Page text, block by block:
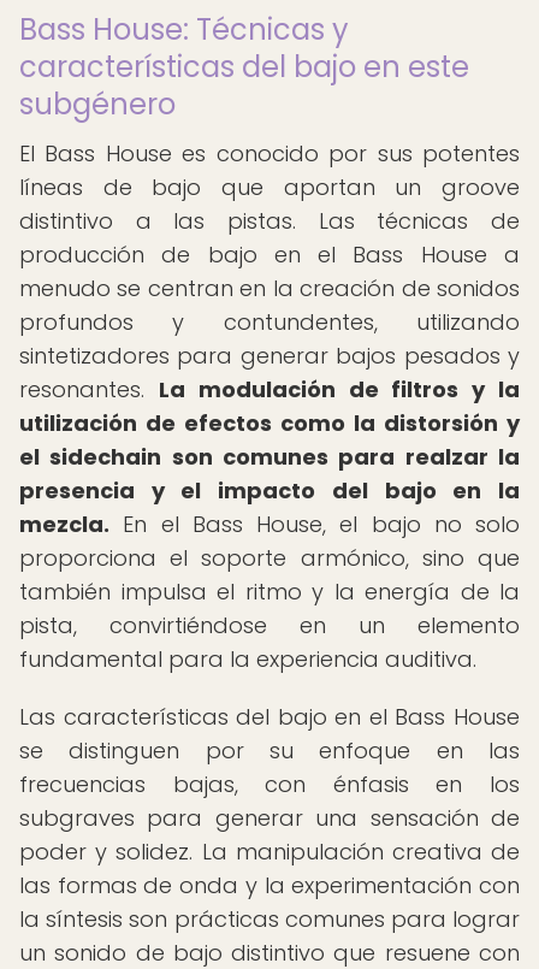
Bass House: Técnicas y
características del bajo en este
subgénero
El Bass House es conocido por sus potentes
líneas de bajo que aportan un groove
distintivo a las pistas. Las técnicas de
producción de bajo en el Bass House a
menudo se centran en la creación de sonidos
profundos y contundentes, utilizando
sintetizadores para generar bajos pesados y
resonantes. La modulación de filtros y la
utilización de efectos como la distorsión y
el sidechain son comunes para realzar la
presencia y el impacto del bajo en la
mezcla. En el Bass House, el bajo no solo
proporciona el soporte armónico, sino que
también impulsa el ritmo y la energía de la
pista, convirtiéndose en un elemento
fundamental para la experiencia auditiva.
Las características del bajo en el Bass House
se distinguen por su enfoque en las
frecuencias bajas, con énfasis en los
subgraves para generar una sensación de
poder y solidez. La manipulación creativa de
las formas de onda y la experimentación con
la síntesis son prácticas comunes para lograr
un sonido de bajo distintivo que resuene con